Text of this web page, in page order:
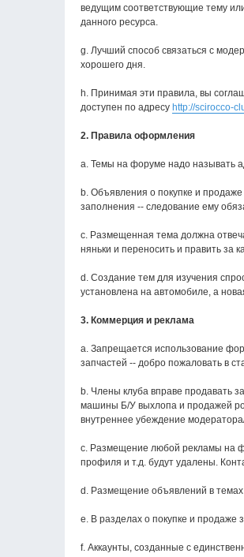
ведущим соответствующие тему
данного ресурса.
g. Лучший способ связаться с
хорошего дня.
h. Принимая эти правила, вы
доступен по адресу http://scirocco-
2. Правила оформления
a. Темы на форуме надо называть
b. Объявления о покупке и
заполнения -- следование ему
с. Размещенная тема должна
няньки и переносить и править за
d. Создание тем для изучения
установлена на автомобиле, а
3. Коммерция и реклама
a. Запрещается использование
запчастей -- добро пожаловать в
b. Члены клуба вправе продавать
машины Б/У выхлопа и продажей
внутреннее убеждение
c. Размещение любой рекламы на
профиля и т.д. будут удалены.
d. Размещение объявлений в
e. В разделах о покупке и
f. Аккаунты, созданные с